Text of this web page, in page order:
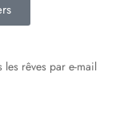
les rêves par e-mail